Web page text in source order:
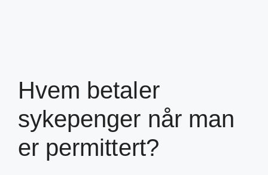
Hvem betaler
sykepenger når man
er permittert?